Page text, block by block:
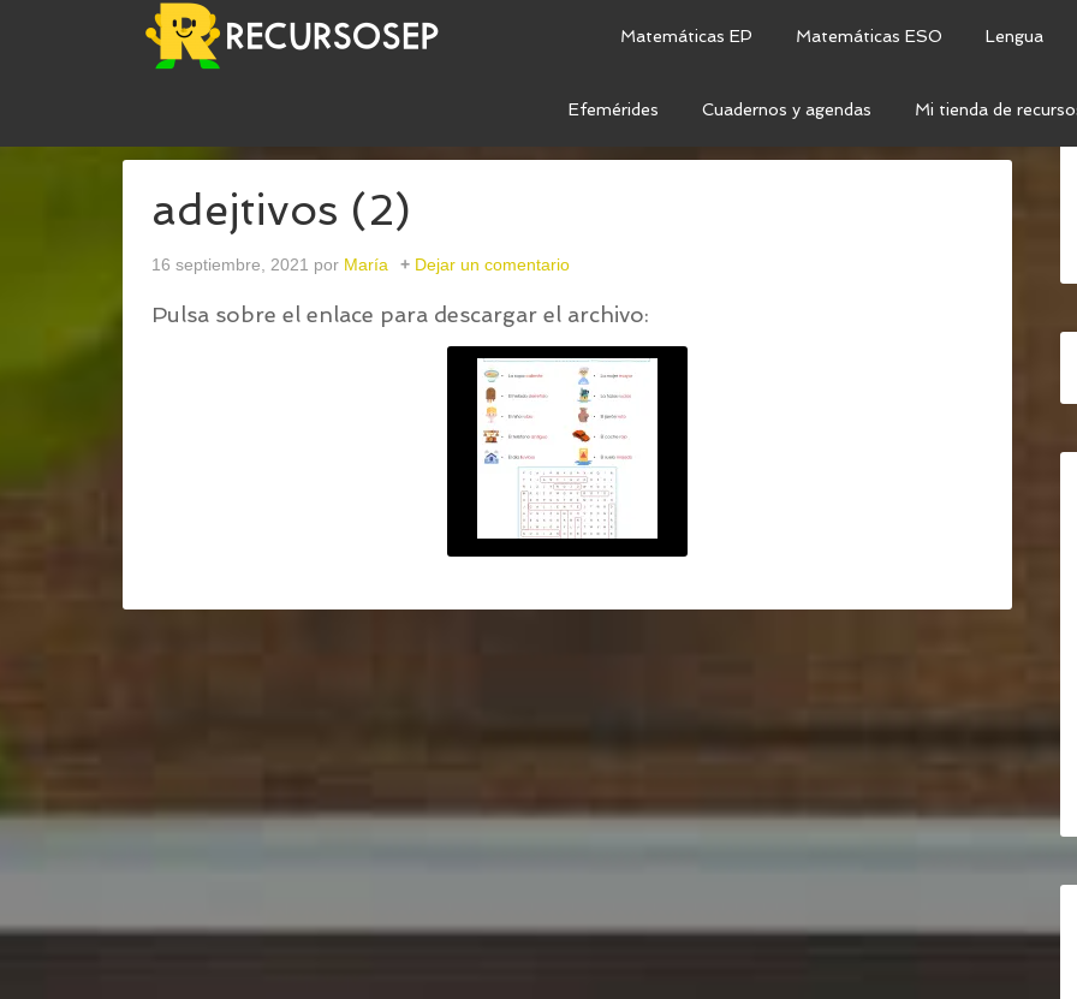
Matemáticas EP Matemáticas ESO Lengua
Efemérides Cuadernos y agendas Mi tienda de
ADEJTIVOS (2)
adejtivos (2)
16 septiembre, 2021 por María Dejar un comentario
Pulsa sobre el enlace para descargar el archivo: